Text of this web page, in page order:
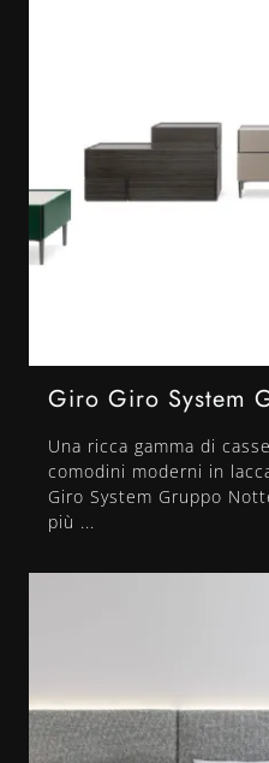
Giro Giro System
Una ricca gamma di
comodini moderni in
Giro System Gruppo
più ...